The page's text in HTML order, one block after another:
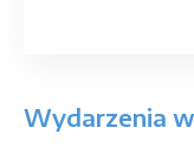
Wydarzenia